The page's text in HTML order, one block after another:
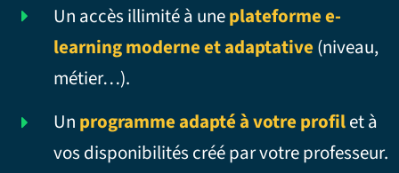
Un accès illimité à uneplateforme e-
learning moderne et adaptative (niveau,
métier…).
Un programme adapté à votre profilet à
vos disponibilités créé par votre professeur.